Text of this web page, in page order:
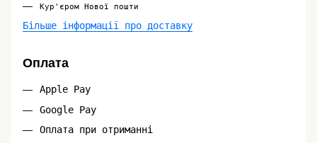
Кур'єром Нової пошти
Більше інформації про доставку
Оплата
Apple Pay
Google Pay
Оплата при отриманні